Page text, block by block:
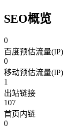
SEO概览
0
百度预估流量(IP)
0
移动预估流量(IP)
1
出站链接
107
首页内链
0